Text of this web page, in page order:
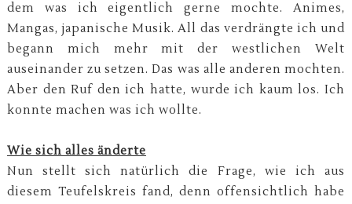
dem was ich eigentlich gerne mochte. Animes,
Mangas, japanische Musik. All das verdrängte ich und
begann mich mehr mit der westlichen Welt
auseinander zu setzen. Das was alle anderen mochten.
Aber den Ruf den ich hatte, wurde ich kaum los. Ich
konnte machen was ich wollte.
Wie sich alles änderte
Nun stellt sich natürlich die Frage, wie ich aus
diesem Teufelskreis fand, denn offensichtlich habe